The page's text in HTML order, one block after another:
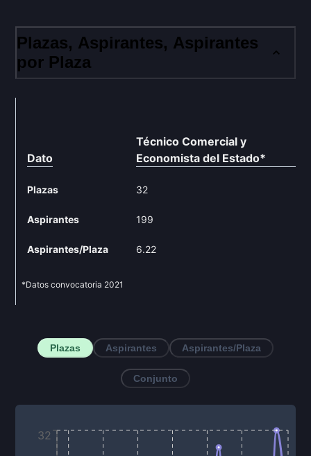
Plazas, Aspirantes, Aspirantes
por Plaza
Dato
Técnico Comercial y
Economista del Estado*
Plazas 32
Aspirantes 199
Aspirantes/Plaza 6.22
*Datos convocatoria 2021
Plazas Aspirantes Aspirantes/Plaza
Conjunto
32